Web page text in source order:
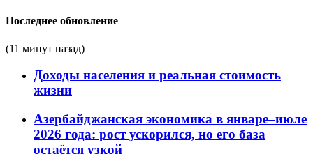
Последнее обновление
(11 минут назад)
Доходы населения и реальная стоимость
жизни
Азербайджанская экономика в январе–июле
2026 года: рост ускорился, но его база
остаётся узкой